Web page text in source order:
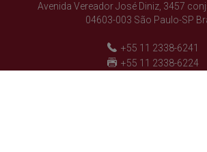
Avenida Vereador José Diniz, 3457
04603-003 São Paulo-SP
+55 11 2338-6241
+55 11 2338-6224